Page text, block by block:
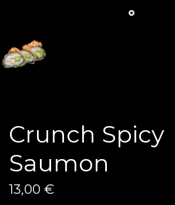
Crunch Spicy
Saumon
13,00 €